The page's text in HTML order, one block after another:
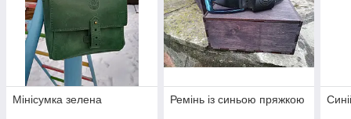
Мінісумка зелена Ремінь із синьою пряжкою